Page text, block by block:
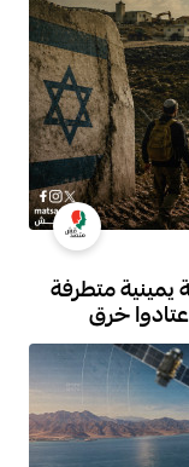
متطرفة
خرق